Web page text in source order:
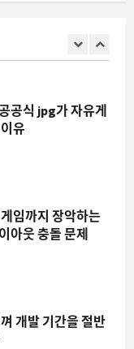
Cinema’가 주목받
공식 jpg가 자유게
유
임까지 장악하는
아웃 충돌 문제
개발 기간을 절반